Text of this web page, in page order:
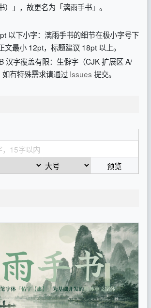
）」，故更名为「漓雨手书」。
以下小字：漓雨手书的细节在极小字号下
文最小 12pt，标题建议 18pt 以上。
汉字覆盖有限：生僻字（CJK 扩展区 A/
有特殊需求请通过 Issues 提交。
预览